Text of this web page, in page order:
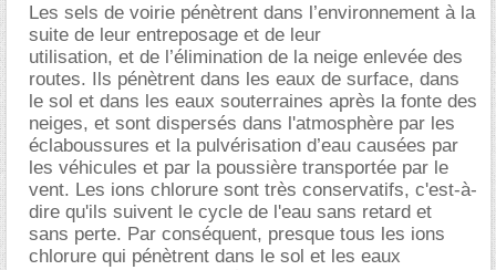
Les sels de voirie pénètrent dans l’environnement à la
suite de leur entreposage et de leur
utilisation, et de l’élimination de la neige enlevée des
routes. Ils pénètrent dans les eaux de surface, dans
le sol et dans les eaux souterraines après la fonte des
neiges, et sont dispersés dans l'atmosphère par les
éclaboussures et la pulvérisation d’eau causées par
les véhicules et par la poussière transportée par le
vent. Les ions chlorure sont très conservatifs, c'est-à-
dire qu'ils suivent le cycle de l'eau sans retard et
sans perte. Par conséquent, presque tous les ions
chlorure qui pénètrent dans le sol et les eaux